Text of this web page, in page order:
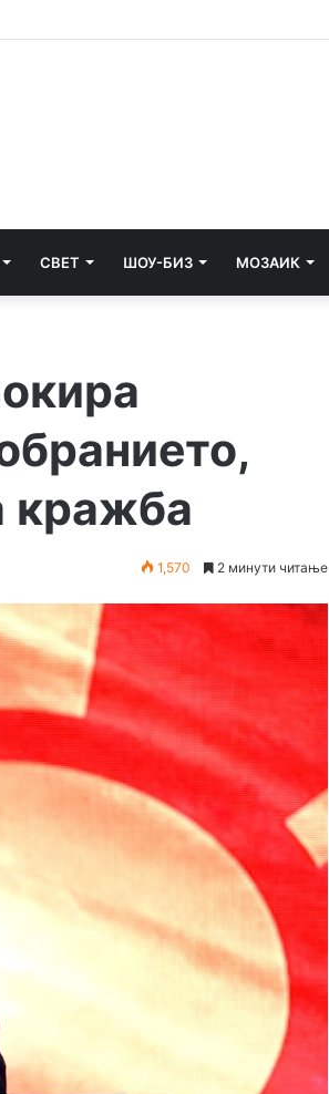
СВЕТ ШОУ-БИЗ МОЗАИК
кражба
1,570 2 минути читање